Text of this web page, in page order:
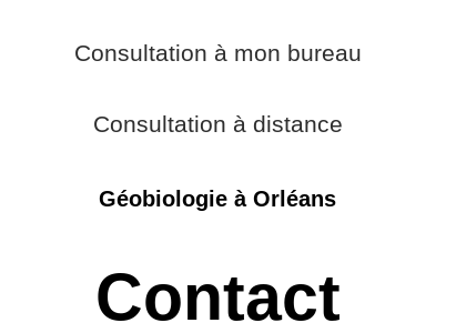
Consultation à mon bureau
Consultation à distance
Géobiologie à Orléans
Contact